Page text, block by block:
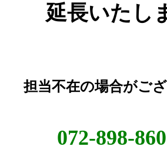
延長いたし
担当不在の場合がご
072-898-